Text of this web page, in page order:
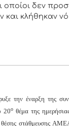
οποίοι δεν
και κλήθηκαν
την έναρξη της
20ο θέμα της
θέσης στάθμευσης